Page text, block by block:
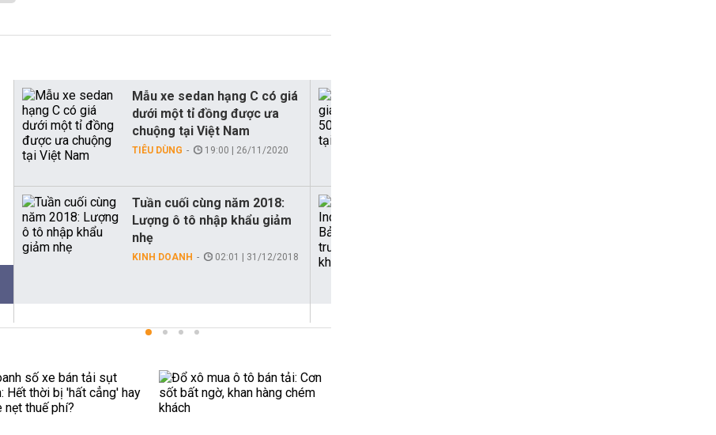
Mẫu xe sedan hạng C có giá
dưới một tỉ đồng được ưa
chuộng tại Việt Nam
TIÊU DÙNG 19:00 | 26/11/2020
Tuần cuối cùng năm 2018:
Lượng ô tô nhập khẩu giảm
nhẹ
KINH DOANH 02:01 | 31/12/2018